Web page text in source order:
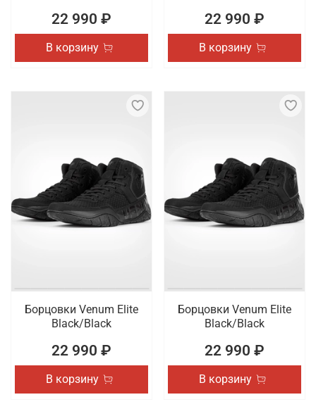
22 990 ₽
В корзину
22 990 ₽
В корзину
Борцовки Venum Elite
Black/Black
22 990 ₽
В корзину
Борцовки Venum Elite
Black/Black
22 990 ₽
В корзину